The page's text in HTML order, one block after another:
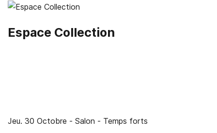
Espace Collection
Jeu. 30 Octobre - Salon - Temps forts